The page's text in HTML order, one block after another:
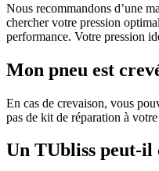
Nous recommandons d’une
chercher votre pression
performance. Votre pression
Mon pneu est
En cas de crevaison, vous
pas de kit de réparation à
Un TUbliss peut-il